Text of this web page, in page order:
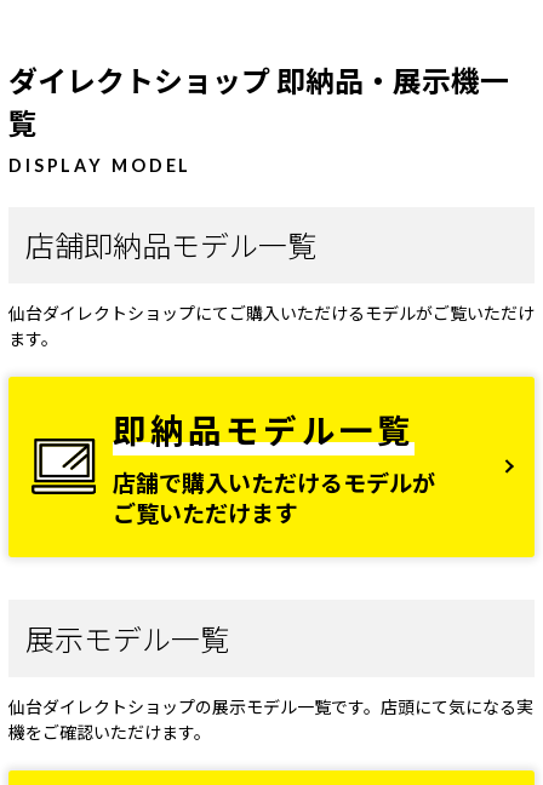
ダイレクトショップ 即納品・展示機一
覧
DISPLAY MODEL
店舗即納品モデル一覧
仙台ダイレクトショップにてご購入いただけるモデルがご覧いただけ
ます。
即納品モデル一覧
店舗で購入いただけるモデルが
ご覧いただけます
展示モデル一覧
仙台ダイレクトショップの展示モデル一覧です。店頭にて気になる実
機をご確認いただけます。